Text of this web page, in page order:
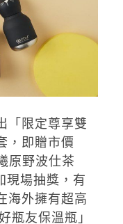
「限定尊享雙
，即贈市價
原野波仕茶
現場抽獎，有
海外擁有超高
瓶友保溫瓶」